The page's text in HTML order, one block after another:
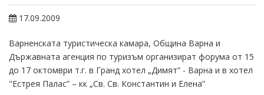
17.09.2009
Варненската туристическа камара, Община Варна и
Държавната агенция по туризъм организират форума от 15
до 17 октомври т.г. в Гранд хотел „Димят” - Варна и в хотел
"Естрея Палас” – кк „Св. Св. Константин и Елена”